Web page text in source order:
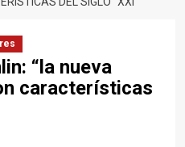
“la nueva
características